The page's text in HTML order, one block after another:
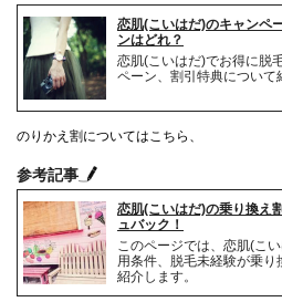
恋肌(こいはだ)のキャンペ
ンはどれ？
恋肌(こいはだ)でお得に脱
ペーン、割引特典について
のりかえ割についてはこちら、
参考記事
恋肌(こいはだ)の乗り換え
ュバック！
このページでは、恋肌(こ
用条件、脱毛未経験が乗
紹介します。